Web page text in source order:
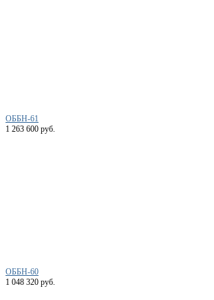
ОББН-61
1 263 600 руб.
ОББН-60
1 048 320 руб.